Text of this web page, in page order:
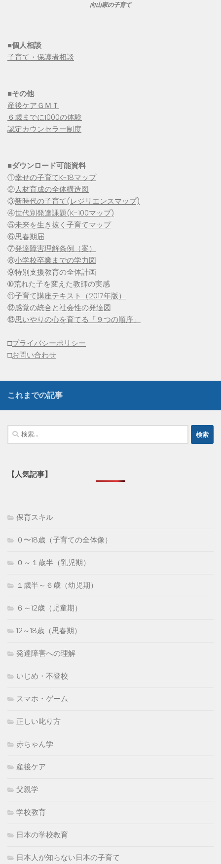
向山家の子育て
■個人相談
子育て・保護者相談
■その他
産後ケアＧＭＴ
６歳までに1000の体験
認定カウンセラー制度
■ダウンロード可能資料
①幸せの子育てK-18マップ
②人材育成の全体構造図
③新時代の子育て(レジリエンスマップ)
④世代別発達課題(K-100マップ)
⑤未来を生き抜く子育てマップ
⑥思春期届
⑦発達障害理解条例（案）
⑧小学校卒業までの学力図
⑨特別支援教育の全体計画
➉荒れた子を変えた教師の実感
⑪子育て講座テキスト（2017年版）
⑫感覚の統合と社会性の発達図
⑬思いやりの心を育てる「９つの順序」
□プライバシーポリシー
□お問い合わせ
これまでの記事
検
索:
【人気記事】
保育スキル
０〜18歳（子育ての全体像）
０～１歳半（乳児期）
１歳半～６歳（幼児期）
６～12歳（児童期）
12～18歳（思春期）
発達障害への理解
いじめ・不登校
スマホ・ゲーム
正しい叱り方
赤ちゃん学
産後ケア
父親学
学校教育
日本の学校教育
日本人が知らない日本の子育て